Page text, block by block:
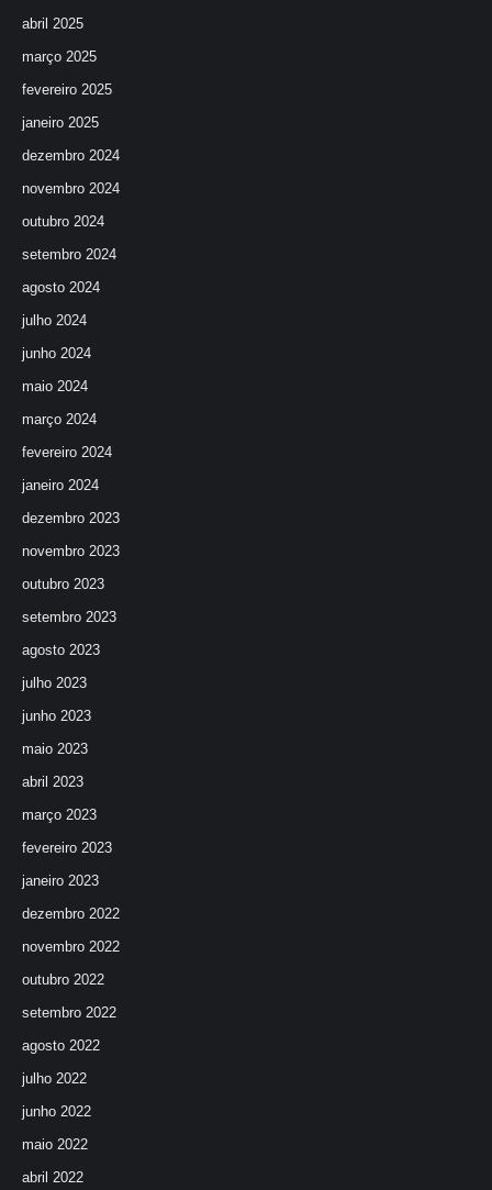
abril 2025
março 2025
fevereiro 2025
janeiro 2025
dezembro 2024
novembro 2024
outubro 2024
setembro 2024
agosto 2024
julho 2024
junho 2024
maio 2024
março 2024
fevereiro 2024
janeiro 2024
dezembro 2023
novembro 2023
outubro 2023
setembro 2023
agosto 2023
julho 2023
junho 2023
maio 2023
abril 2023
março 2023
fevereiro 2023
janeiro 2023
dezembro 2022
novembro 2022
outubro 2022
setembro 2022
agosto 2022
julho 2022
junho 2022
maio 2022
abril 2022